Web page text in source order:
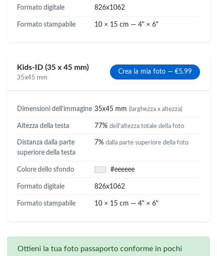
Formato digitale 826x1062
Formato stampabile 10 × 15 cm — 4" × 6"
Kids-ID (35 x 45 mm)
35x45 mm
Crea la mia foto — €5.99
Dimensioni dell'immagine 35x45 mm (larghezza x altezza)
Altezza della testa 77% dell'altezza totale della foto
Distanza dalla parte
superiore della testa
7% dalla parte superiore della foto
Colore dello sfondo #eeeeee
Formato digitale 826x1062
Formato stampabile 10 × 15 cm — 4" × 6"
Ottieni la tua foto passaporto conforme in pochi